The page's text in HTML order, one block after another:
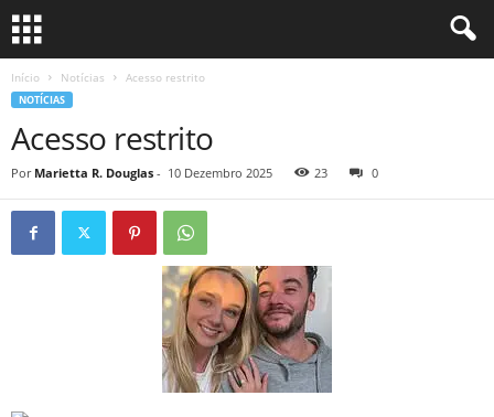
Início Notícias Acesso restrito
NOTÍCIAS
Acesso restrito
Por Marietta R. Douglas - 10 Dezembro 2025 23 0